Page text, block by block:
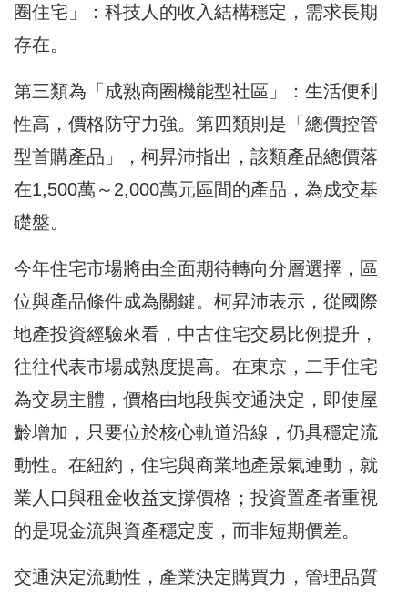
圈住宅」：科技人的收入結構穩定，需求長期
存在。
第三類為「成熟商圈機能型社區」：生活便利
性高，價格防守力強。第四類則是「總價控管
型首購產品」，柯昇沛指出，該類產品總價落
在1,500萬～2,000萬元區間的產品，為成交基
礎盤。
今年住宅市場將由全面期待轉向分層選擇，區
位與產品條件成為關鍵。柯昇沛表示，從國際
地產投資經驗來看，中古住宅交易比例提升，
往往代表市場成熟度提高。在東京，二手住宅
為交易主體，價格由地段與交通決定，即使屋
齡增加，只要位於核心軌道沿線，仍具穩定流
動性。在紐約，住宅與商業地產景氣連動，就
業人口與租金收益支撐價格；投資置產者重視
的是現金流與資產穩定度，而非短期價差。
交通決定流動性，產業決定購買力，管理品質